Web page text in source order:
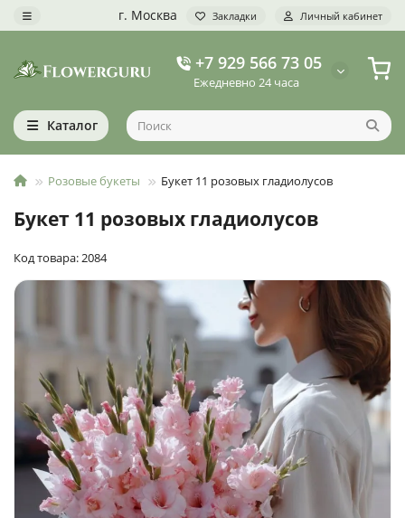
г. Москва Закладки Личный кабинет
+7 929 566 73 05
Ежедневно 24 часа
Каталог
Розовые букеты Букет 11 розовых гладиолусов
Букет 11 розовых гладиолусов
Код товара: 2084